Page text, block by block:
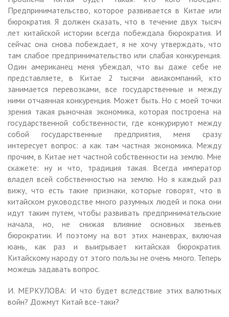
Предпринимательство, которое развивается в Китае или
бюрократия. Я должен сказать, что в течение двух тысяч
лет китайской истории всегда побеждала бюрократия. И
сейчас она снова побеждает, я не хочу утверждать, что
там слабое предпринимательство или слабая конкуренция.
Один американец меня убеждал, что вы даже себе не
представляете, в Китае 2 тысячи авиакомпаний, кто
занимается перевозками, все государственные и между
ними отчаянная конкуренция. Может быть. Но с моей точки
зрения такая рыночная экономика, которая построена на
государственной собственности, где конкурируют между
собой государственные предприятия, меня сразу
интересует вопрос: а как там частная экономика. Между
прочим, в Китае нет частной собственности на землю. Мне
скажете: ну и что, традиция такая. Всегда император
владел всей собственностью на землю. Но я каждый раз
вижу, что есть такие признаки, которые говорят, что в
китайском руководстве много разумных людей и пока они
идут таким путем, чтобы развивать предпринимательские
начала, но, не снижая влияние основных звеньев
бюрократии. И поэтому на вот этих маневрах, включая
юань, как раз и выигрывает китайская бюрократия.
Китайскому народу от этого пользы не очень много. Теперь
можешь задавать вопрос.
И. МЕРКУЛОВА: И что будет вследствие этих валютных
войн? Дожмут Китай все-таки?